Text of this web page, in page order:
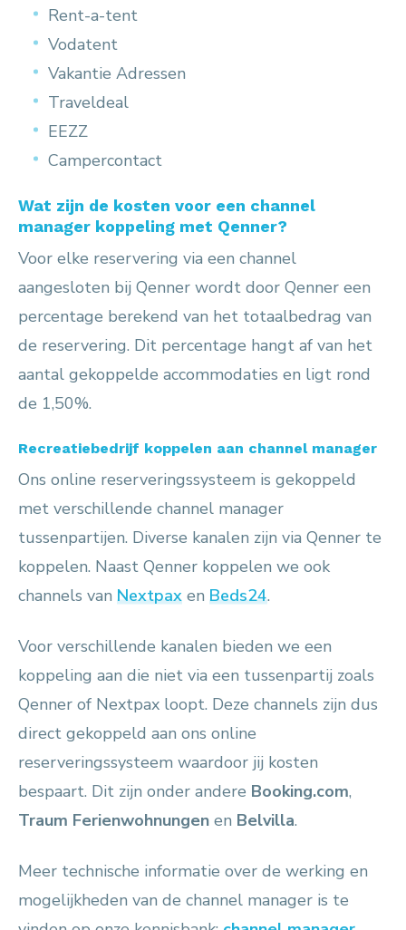
Rent-a-tent
Vodatent
Vakantie Adressen
Traveldeal
EEZZ
Campercontact
Wat zijn de kosten voor een channel
manager koppeling met Qenner?
Voor elke reservering via een channel
aangesloten bij Qenner wordt door Qenner een
percentage berekend van het totaalbedrag van
de reservering. Dit percentage hangt af van het
aantal gekoppelde accommodaties en ligt rond
de 1,50%.
Recreatiebedrijf koppelen aan channel manager
Ons online reserveringssysteem is gekoppeld
met verschillende channel manager
tussenpartijen. Diverse kanalen zijn via Qenner te
koppelen. Naast Qenner koppelen we ook
channels van Nextpax en Beds24.
Voor verschillende kanalen bieden we een
koppeling aan die niet via een tussenpartij zoals
Qenner of Nextpax loopt. Deze channels zijn dus
direct gekoppeld aan ons online
reserveringssysteem waardoor jij kosten
bespaart. Dit zijn onder andere Booking.com,
Traum Ferienwohnungen en Belvilla.
Meer technische informatie over de werking en
mogelijkheden van de channel manager is te